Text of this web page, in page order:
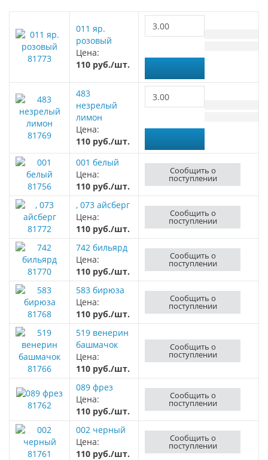
81773
011 яр.
розовый
Цена:
110 руб./шт.
81769
483
незрелый
лимон
Цена:
110 руб./шт.
81756
001 белый
Цена:
110 руб./шт.
Сообщить о
поступлении
81772
, 073 айсберг
Цена:
110 руб./шт.
Сообщить о
поступлении
81770
742 бильярд
Цена:
110 руб./шт.
Сообщить о
поступлении
81768
583 бирюза
Цена:
110 руб./шт.
Сообщить о
поступлении
81766
519 венерин
башмачок
Цена:
110 руб./шт.
Сообщить о
поступлении
81762
089 фрез
Цена:
110 руб./шт.
Сообщить о
поступлении
81761
002 черный
Цена:
110 руб./шт.
Сообщить о
поступлении